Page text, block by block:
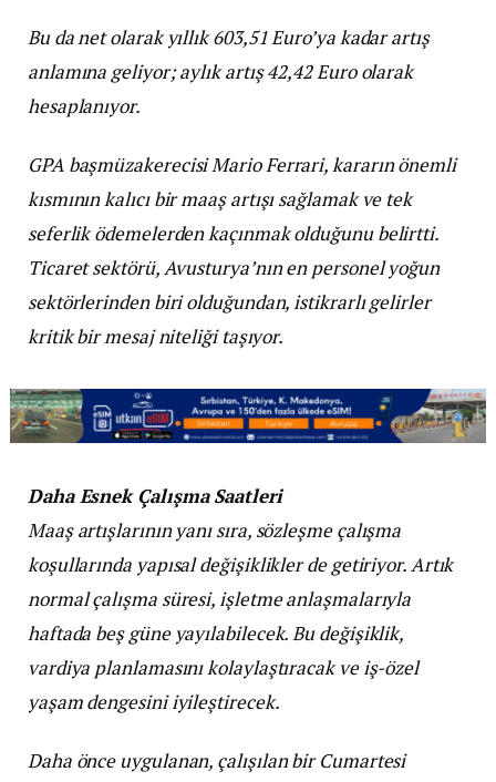
Bu da net olarak yıllık 603,51 Euro’ya kadar artış
anlamına geliyor; aylık artış 42,42 Euro olarak
hesaplanıyor.
GPA başmüzakerecisi Mario Ferrari, kararın önemli
kısmının kalıcı bir maaş artışı sağlamak ve tek
seferlik ödemelerden kaçınmak olduğunu belirtti.
Ticaret sektörü, Avusturya’nın en personel yoğun
sektörlerinden biri olduğundan, istikrarlı gelirler
kritik bir mesaj niteliği taşıyor.
Daha Esnek Çalışma Saatleri
Maaş artışlarının yanı sıra, sözleşme çalışma
koşullarında yapısal değişiklikler de getiriyor. Artık
normal çalışma süresi, işletme anlaşmalarıyla
haftada beş güne yayılabilecek. Bu değişiklik,
vardiya planlamasını kolaylaştıracak ve iş-özel
yaşam dengesini iyileştirecek.
Daha önce uygulanan, çalışılan bir Cumartesi